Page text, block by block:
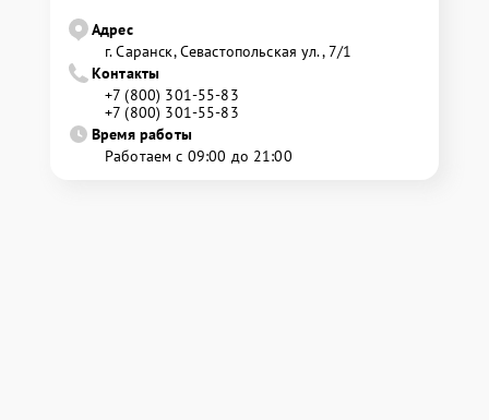
Адрес
г. Саранск, Севастопольская ул., 7/1
Контакты
+7 (800) 301-55-83
+7 (800) 301-55-83
Время работы
Работаем с 09:00 до 21:00